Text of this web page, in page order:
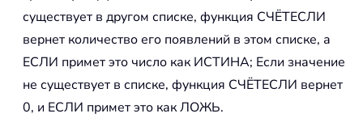
существует в другом списке, функция СЧЁТЕСЛИ
вернет количество его появлений в этом списке, а
ЕСЛИ примет это число как ИСТИНА; Если значение
не существует в списке, функция СЧЁТЕСЛИ вернет
0, и ЕСЛИ примет это как ЛОЖЬ.